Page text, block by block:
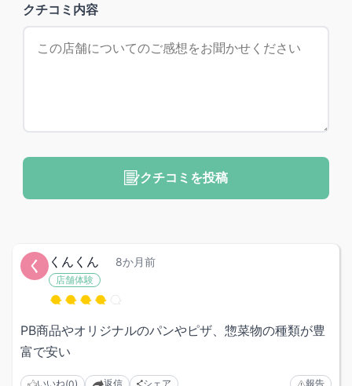
クチコミ内容
クチコミを投稿
く くんくん 8か月前
店舗体験
PB商品やオリジナルのパンやピザ、惣菜物の種類が豊
富で安い
いいね 返信 シェア 報告